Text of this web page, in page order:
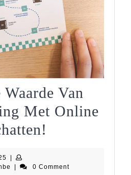
Van
Met Online
Waarde
15
december
springkastelenfestijnbe
0 Comment